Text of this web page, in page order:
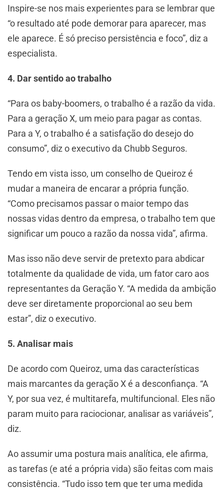
Inspire-se nos mais experientes para se lembrar que
“o resultado até pode demorar para aparecer, mas
ele aparece. É só preciso persistência e foco”, diz a
especialista.
4. Dar sentido ao trabalho
“Para os baby-boomers, o trabalho é a razão da vida.
Para a geração X, um meio para pagar as contas.
Para a Y, o trabalho é a satisfação do desejo do
consumo”, diz o executivo da Chubb Seguros.
Tendo em vista isso, um conselho de Queiroz é
mudar a maneira de encarar a própria função.
“Como precisamos passar o maior tempo das
nossas vidas dentro da empresa, o trabalho tem que
significar um pouco a razão da nossa vida”, afirma.
Mas isso não deve servir de pretexto para abdicar
totalmente da qualidade de vida, um fator caro aos
representantes da Geração Y. “A medida da ambição
deve ser diretamente proporcional ao seu bem
estar”, diz o executivo.
5. Analisar mais
De acordo com Queiroz, uma das características
mais marcantes da geração X é a desconfiança. “A
Y, por sua vez, é multitarefa, multifuncional. Eles não
param muito para raciocionar, analisar as variáveis”,
diz.
Ao assumir uma postura mais analítica, ele afirma,
as tarefas (e até a própria vida) são feitas com mais
consistência. “Tudo isso tem que ter uma medida